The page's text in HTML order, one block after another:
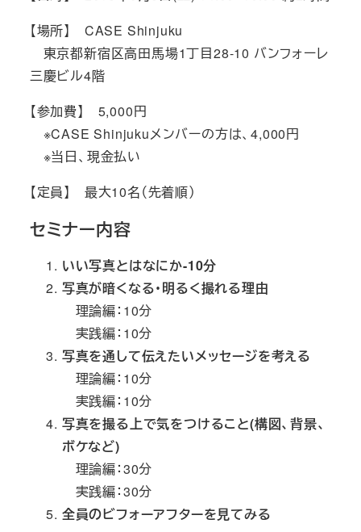
【場所】
CASE Shinjuku
東京都新宿区高田馬場1丁目28-10 バンフォーレ
三慶ビル4階
【参加費】
5,000円
※CASE Shinjukuメンバーの方は、4,000円
※当日、現金払い
【定員】
最大10名（先着順）
セミナー内容
いい写真とはなにか-10分
写真が暗くなる・明るく撮れる理由
理論編：10分
実践編：10分
写真を通して伝えたいメッセージを考える
理論編：10分
実践編：10分
写真を撮る上で気をつけること(構図、背景、
ボケなど)
理論編：30分
実践編：30分
全員のビフォーアフターを見てみる